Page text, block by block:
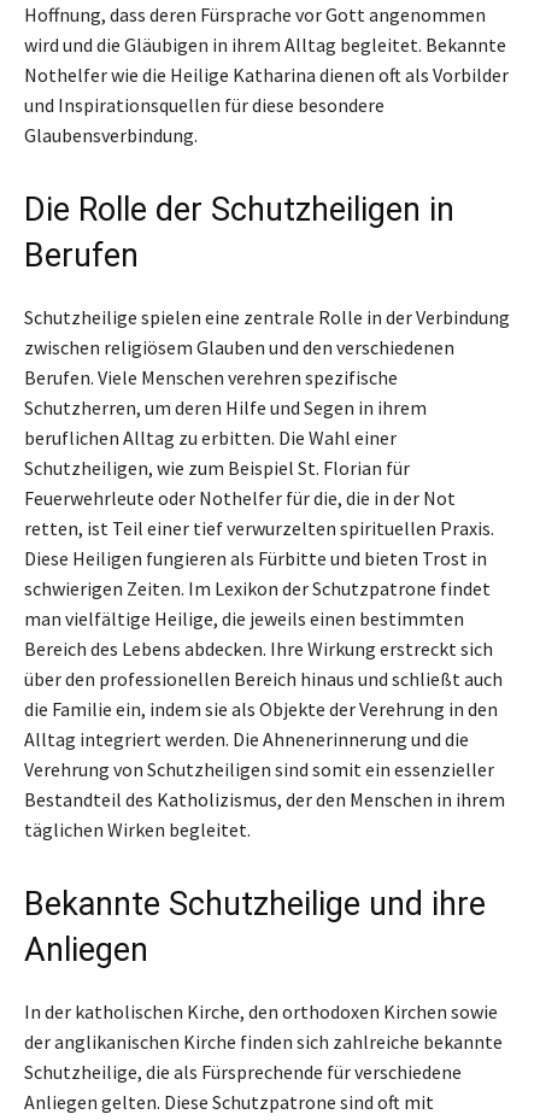
Hoffnung, dass deren Fürsprache vor Gott angenommen
wird und die Gläubigen in ihrem Alltag begleitet. Bekannte
Nothelfer wie die Heilige Katharina dienen oft als Vorbilder
und Inspirationsquellen für diese besondere
Glaubensverbindung.
Die Rolle der Schutzheiligen in
Berufen
Schutzheilige spielen eine zentrale Rolle in der Verbindung
zwischen religiösem Glauben und den verschiedenen
Berufen. Viele Menschen verehren spezifische
Schutzherren, um deren Hilfe und Segen in ihrem
beruflichen Alltag zu erbitten. Die Wahl einer
Schutzheiligen, wie zum Beispiel St. Florian für
Feuerwehrleute oder Nothelfer für die, die in der Not
retten, ist Teil einer tief verwurzelten spirituellen Praxis.
Diese Heiligen fungieren als Fürbitte und bieten Trost in
schwierigen Zeiten. Im Lexikon der Schutzpatrone findet
man vielfältige Heilige, die jeweils einen bestimmten
Bereich des Lebens abdecken. Ihre Wirkung erstreckt sich
über den professionellen Bereich hinaus und schließt auch
die Familie ein, indem sie als Objekte der Verehrung in den
Alltag integriert werden. Die Ahnenerinnerung und die
Verehrung von Schutzheiligen sind somit ein essenzieller
Bestandteil des Katholizismus, der den Menschen in ihrem
täglichen Wirken begleitet.
Bekannte Schutzheilige und ihre
Anliegen
In der katholischen Kirche, den orthodoxen Kirchen sowie
der anglikanischen Kirche finden sich zahlreiche bekannte
Schutzheilige, die als Fürsprechende für verschiedene
Anliegen gelten. Diese Schutzpatrone sind oft mit